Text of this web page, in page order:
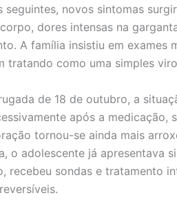
seguintes, novos sintomas
dores intensas na
A família insistiu em exames
tratando como uma simples
de 18 de outubro, a
após a medicação,
tornou-se ainda mais
o adolescente já apresentava
recebeu sondas e tratamento